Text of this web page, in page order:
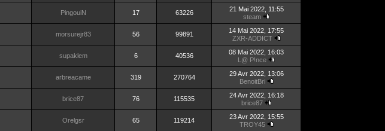
PingouiN 17 63226
21 Mai 2022, 11:55
steam
morsurejr83 56 99891
14 Mai 2022, 17:55
ZXR-ADDICT
supaklem 6 40536
08 Mai 2022, 16:03
L@ P!nce
arbreacame 319 270764
29 Avr 2022, 13:06
BenoitBri
brice87 76 115535
24 Avr 2022, 16:18
brice87
Orelgsr 65 119214
23 Avr 2022, 15:55
TROY45